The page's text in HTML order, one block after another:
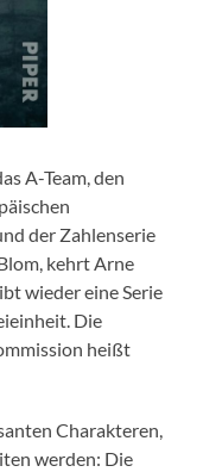
A-Team, den
der Zahlenserie
kehrt Arne
wieder eine Serie
Die
heißt
Charakteren,
werden: Die